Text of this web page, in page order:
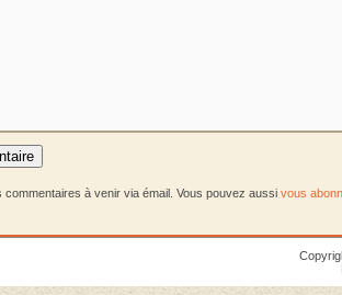
commentaires à venir via émail. Vous pouvez aussi vous